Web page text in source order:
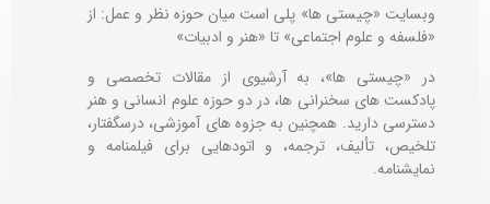
وبسایت «چیستی ها» پلی است میان حوزه نظر و عمل: از
«فلسفه و علوم اجتماعی» تا «هنر و ادبیات»
در «چیستی ها»، به آرشیوی از مقالات تخصصی و
پادکست های سخنرانی ها، در دو حوزه علوم انسانی و هنر
دسترسی دارید. همچنین به جزوه های آموزشی، درسگفتار،
تلخیص، تألیف، ترجمه، و اتودهایی برایفیلمنامه و
نمایشنامه.